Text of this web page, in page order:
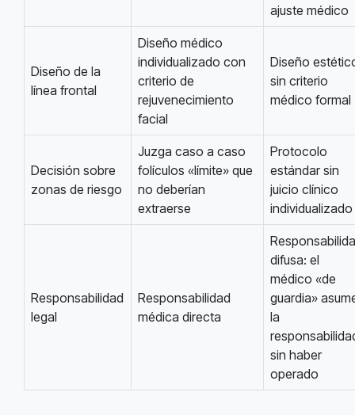
ajuste médico
Diseño de la
línea frontal
Diseño médico
individualizado con
criterio de
rejuvenecimiento
facial
Diseño
sin criterio
médico formal
Decisión sobre
zonas de riesgo
Juzga caso a caso
folículos «límite» que
no deberían
extraerse
Protocolo
estándar sin
juicio clínico
individualizado
Responsabilidad
legal
Responsabilidad
médica directa
difusa: el
médico «de
guardia»
la
sin haber
operado